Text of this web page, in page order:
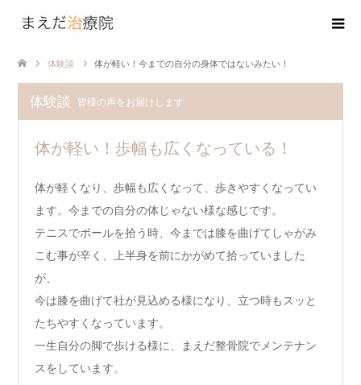
体験談 体が軽い！今までの自分の身体ではないみたい！
体験談 皆様の声をお届けします
体が軽い！歩幅も広くなっている！
体が軽くなり、歩幅も広くなって、歩きやすくなってい
ます。今までの自分の体じゃない様な感じです。
テニスでボールを拾う時、今までは膝を曲げてしゃがみ
こむ事が辛く、上半身を前にかがめて拾っていました
が、
今は膝を曲げて社が見込める様になり、立つ時もスッと
たちやすくなっています。
一生自分の脚で歩ける様に、まえだ整骨院でメンテナン
スをしています。